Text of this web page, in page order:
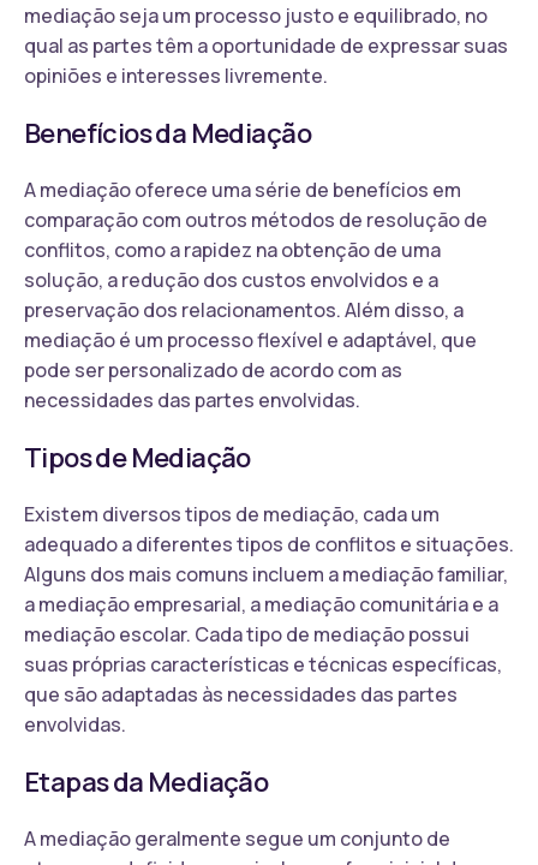
mediação seja um processo justo e equilibrado, no
qual as partes têm a oportunidade de expressar suas
opiniões e interesses livremente.
Benefícios da Mediação
A mediação oferece uma série de benefícios em
comparação com outros métodos de resolução de
conflitos, como a rapidez na obtenção de uma
solução, a redução dos custos envolvidos e a
preservação dos relacionamentos. Além disso, a
mediação é um processo flexível e adaptável, que
pode ser personalizado de acordo com as
necessidades das partes envolvidas.
Tipos de Mediação
Existem diversos tipos de mediação, cada um
adequado a diferentes tipos de conflitos e situações.
Alguns dos mais comuns incluem a mediação familiar,
a mediação empresarial, a mediação comunitária e a
mediação escolar. Cada tipo de mediação possui
suas próprias características e técnicas específicas,
que são adaptadas às necessidades das partes
envolvidas.
Etapas da Mediação
A mediação geralmente segue um conjunto de